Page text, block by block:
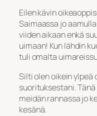
Eilen kävin
Saimaassa jo
viiden aikaan enkä
uimaan! Kun lähdin
tuli omalta
Silti olen oikein
suorituksestani.
meidän rannassa jo
kesänä.